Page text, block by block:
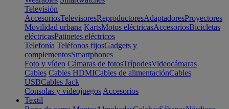
Televisión
AccesoriosTelevisoresReproductoresAdaptadoresProyectores
Movilidad urbana KartsMotos eléctricasAccesoriosBicicletas
eléctricasPatinetes eléctricos
Telefonía Teléfonos fijosGadgets y
complementosSmartphones
Foto y vídeo Cámaras de fotosTrípodesVideocámaras
Cables Cables HDMICables de alimentaciónCables
USBCables Jack
Consolas y videojuegos Accesorios
Textil